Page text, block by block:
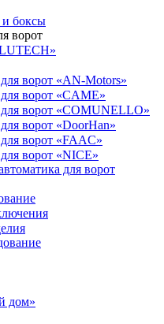
боксы
ворот
ворот «AN-Motors»
ворот «CAME»
ворот «COMUNELLO»
ворот «DoorHan»
ворот «FAAC»
ворот «NICE»
для ворот
дом»